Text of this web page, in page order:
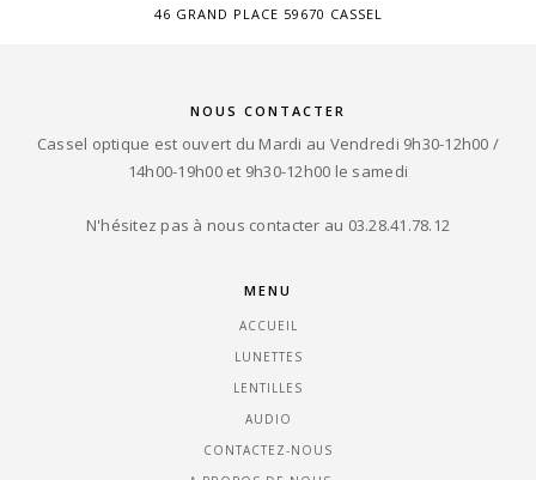
46 GRAND PLACE 59670 CASSEL
NOUS CONTACTER
Cassel optique est ouvert du Mardi au Vendredi 9h30-12h00 /
14h00-19h00 et 9h30-12h00 le samedi
N'hésitez pas à nous contacter au 03.28.41.78.12
MENU
ACCUEIL
LUNETTES
LENTILLES
AUDIO
CONTACTEZ-NOUS